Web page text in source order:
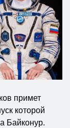
примет
которой
Байконур.